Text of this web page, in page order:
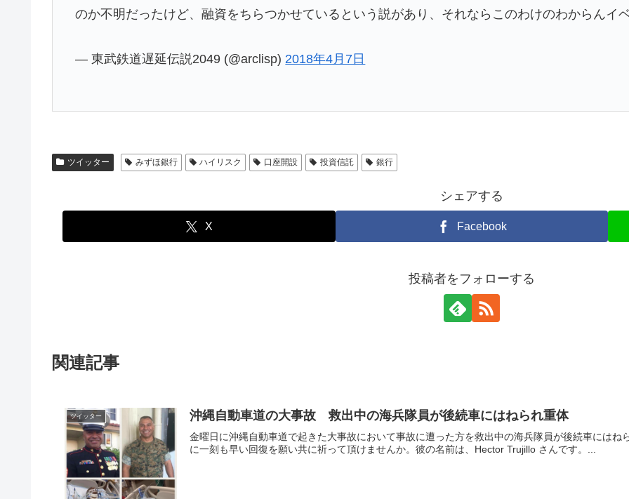
のか不明だったけど、融資をちらつかせているという説があり、それならこのわけのわからんイ
— 東武鉄道遅延伝説2049 (@arclisp) 2018年4月7日
ツイッター みずほ銀行 ハイリスク 口座開設 投資信託 銀行
シェアする
X Facebook
投稿者をフォローする
関連記事
ツイッター 沖縄自動車道の大事故 救出中の海兵隊員が後続車にはねられ重体
金曜日に沖縄自動車道で起きた大事故において事故に遭った方を救出中の海兵隊員が後続車には
に一刻も早い回復を願い共に祈って頂けませんか。彼の名前は、Hector Trujillo さんです。...